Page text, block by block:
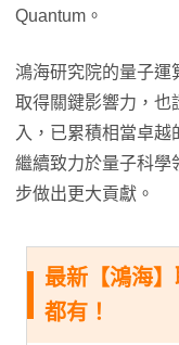
Quantum。
鴻海研究院的量子運
取得關鍵影響力，也
入，已累積相當卓
繼續致力於量子科學
步做出更大貢獻。
最新【鴻海
都有！